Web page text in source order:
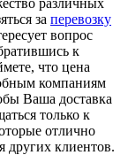
за перевозку
вопрос
к
что цена
компаниям
Ваша доставка
только к
отлично
других клиентов.